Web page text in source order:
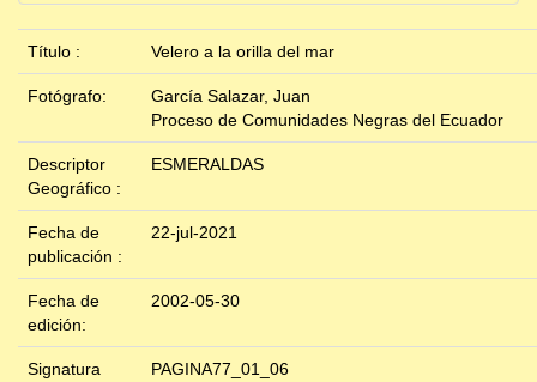
Título : Velero a la orilla del mar
Fotógrafo:
García Salazar, Juan
Proceso de Comunidades Negras del Ecuador
Descriptor
Geográfico :
ESMERALDAS
Fecha de
publicación :
22-jul-2021
Fecha de
edición:
2002-05-30
Signatura
PAGINA77_01_06